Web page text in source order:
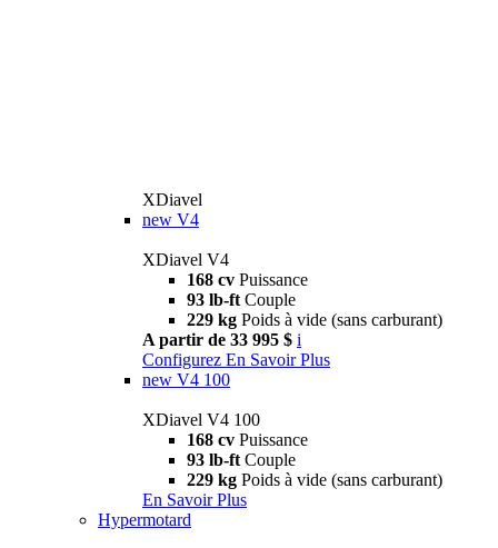
XDiavel
new V4
XDiavel V4
168 cv Puissance
93 lb-ft Couple
229 kg Poids à vide (sans carburant)
A partir de 33 995 $ i
Configurez En Savoir Plus
new V4 100
XDiavel V4 100
168 cv Puissance
93 lb-ft Couple
229 kg Poids à vide (sans carburant)
En Savoir Plus
Hypermotard